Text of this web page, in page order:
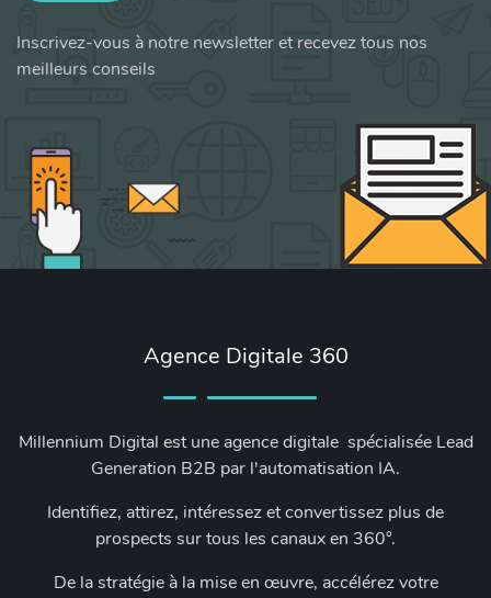
Inscrivez-vous à notre newsletter et recevez tous nos
meilleurs conseils
Agence Digitale 360
Millennium Digital est une agence digitale spécialisée Lead
Generation B2B par l'automatisation IA.
Identifiez, attirez, intéressez et convertissez plus de
prospects sur tous les canaux en 360°.
De la stratégie à la mise en œuvre, accélérez votre